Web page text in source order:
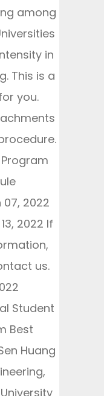
among
in
This is a
you.
2022
2022 If
us.
Student
Best
Huang